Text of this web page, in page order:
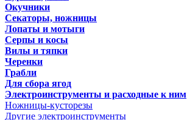
Окучники
Секаторы, ножницы
Лопаты и мотыги
Серпы и косы
Вилы и тяпки
Черенки
Грабли
Для сбора ягод
Электроинструменты и расходные к ним
Ножницы-кусторезы
Другие электроинструменты